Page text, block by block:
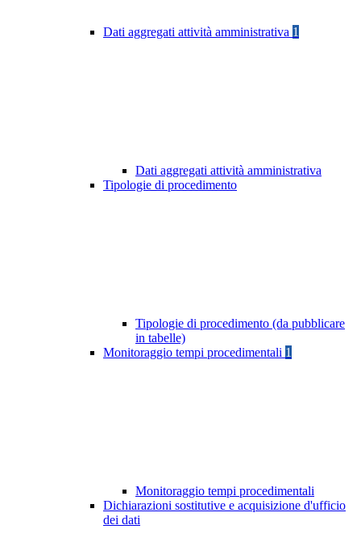
Dati aggregati attività amministrativa 1
Dati aggregati attività amministrativa
Tipologie di procedimento
Tipologie di procedimento (da pubblicare
in tabelle)
Monitoraggio tempi procedimentali 1
Monitoraggio tempi procedimentali
Dichiarazioni sostitutive e acquisizione d'ufficio
dei dati